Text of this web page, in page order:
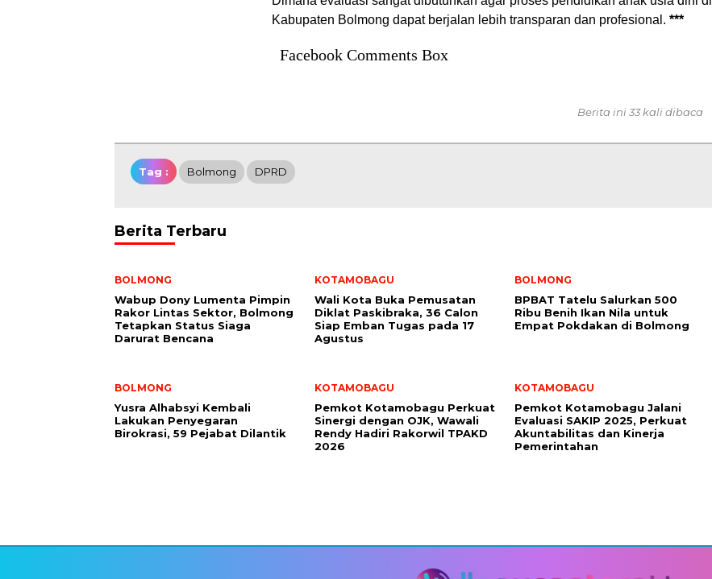
Kabupaten Bolmong dapat berjalan lebih transparan dan profesional. ***
Facebook Comments Box
Berita ini 33 kali dibaca
Tag : Bolmong DPRD
Berita Terbaru
BOLMONG
Wabup Dony Lumenta Pimpin
Rakor Lintas Sektor, Bolmong
Tetapkan Status Siaga
Darurat Bencana
KOTAMOBAGU
Wali Kota Buka Pemusatan
Diklat Paskibraka, 36 Calon
Siap Emban Tugas pada 17
Agustus
BOLMONG
BPBAT Tatelu Salurkan 500
Ribu Benih Ikan Nila untuk
Empat Pokdakan di Bolmong
BOLMONG
Yusra Alhabsyi Kembali
Lakukan Penyegaran
Birokrasi, 59 Pejabat Dilantik
KOTAMOBAGU
Pemkot Kotamobagu Perkuat
Sinergi dengan OJK, Wawali
Rendy Hadiri Rakorwil TPAKD
2026
KOTAMOBAGU
Pemkot Kotamobagu Jalani
Evaluasi SAKIP 2025, Perkuat
Akuntabilitas dan Kinerja
Pemerintahan